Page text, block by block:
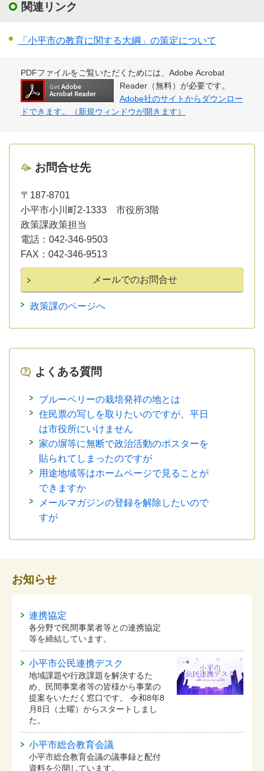
関連リンク
「小平市の教育に関する大綱」の策定について
PDFファイルをご覧いただくためには、Adobe Acrobat
Reader（無料）が必要です。
Adobe社のサイトからダウンロー
ドできます。（新規ウィンドウが開きます）
お問合せ先
〒187-8701
小平市小川町2-1333 市役所3階
政策課政策担当
電話： 042-346-9503
FAX： 042-346-9513
政策課のページへ
よくある質問
ブルーベリーの栽培発祥の地とは
住民票の写しを取りたいのですが、平日
は市役所にいけません
家の塀等に無断で政治活動のポスターを
貼られてしまったのですが
用途地域等はホームページで見ることが
できますか
メールマガジンの登録を解除したいので
すが
お知らせ
連携協定
各分野で民間事業者等との連携協定
等を締結しています。
小平市公民連携デスク
地域課題や行政課題を解決するた
め、民間事業者等の皆様から事業の
提案をいただく窓口です。 令和8年8
月8日（土曜）からスタートしまし
た。
小平市総合教育会議
小平市総合教育会議の議事録と配付
資料を公開しています。